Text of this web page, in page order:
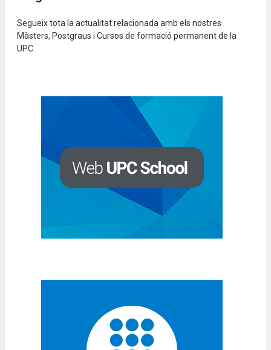
Segueix tota la actualitat relacionada amb els nostres
Màsters, Postgraus i Cursos de formació permanent de la
UPC.